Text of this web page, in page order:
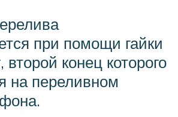
при помощи гайки
конец которого
на переливном